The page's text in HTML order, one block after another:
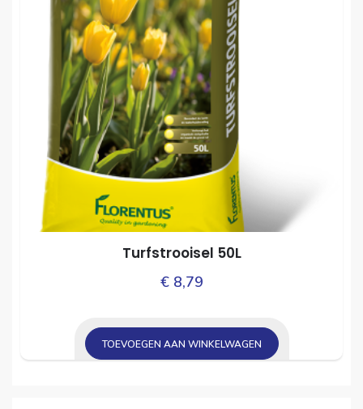
Turfstrooisel 50L
€8,79
TOEVOEGEN AAN WINKELWAGEN